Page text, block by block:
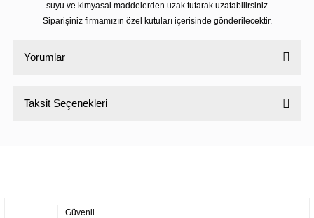
suyu ve kimyasal maddelerden uzak tutarak uzatabilirsiniz
Siparişiniz firmamızın özel kutuları içerisinde gönderilecektir.
Yorumlar
Taksit Seçenekleri
Güvenli